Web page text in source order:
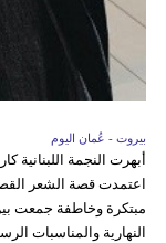
بيروت - عُمان اليوم
أبهرت النجمة
اعتمدت قصة الشعر
مبتكرة وخاطفة جمعت بين
النهارية والمناسبات